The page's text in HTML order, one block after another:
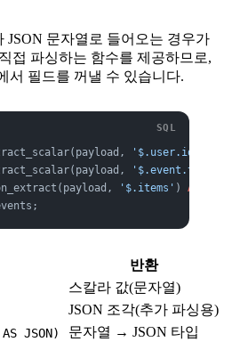
JSON 문자열로 들어오는 경우가
접 파싱하는 함수를 제공하므로,
서 필드를 꺼낼 수 있습니다.
'$.user.id'
'$.event.type'
'$.items' ) AS
반환
스칼라 값(문자열)
JSON 조각(추가 파싱용)
JSON) 문자열 → JSON 타입